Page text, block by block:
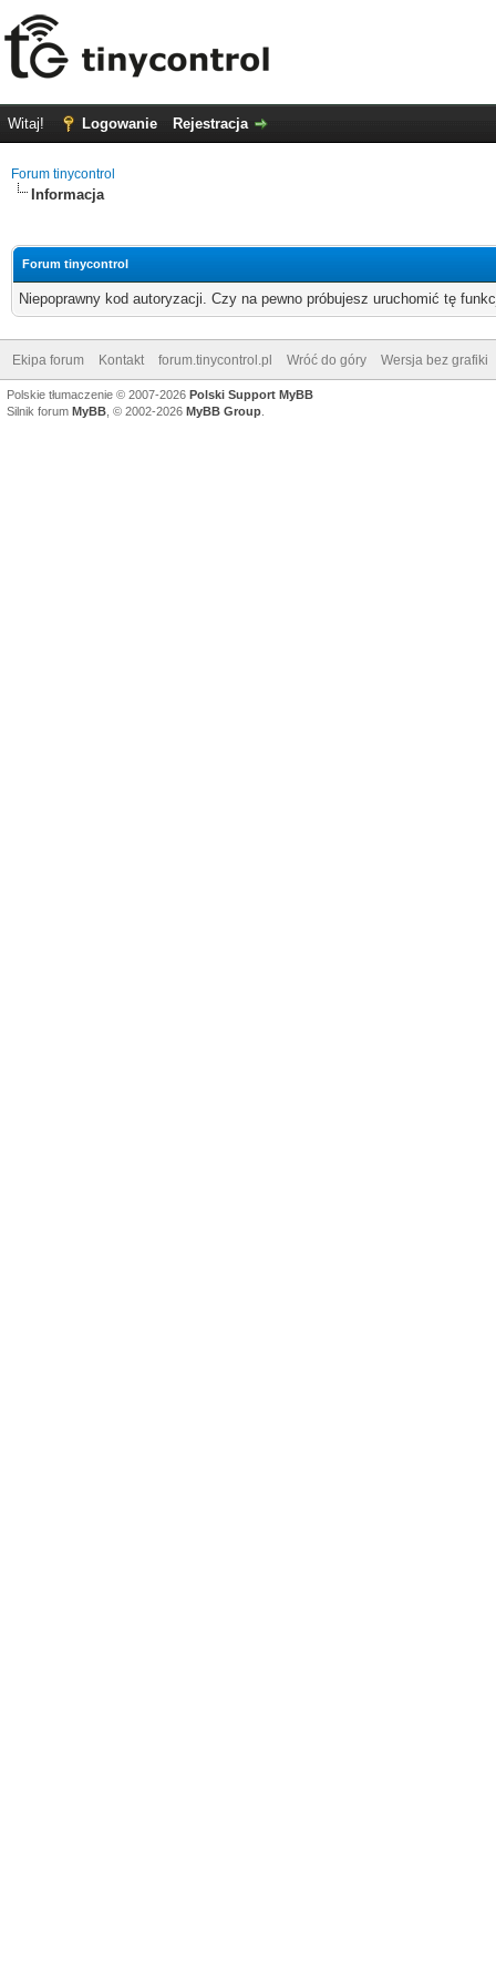
Witaj! Logowanie Rejestracja
Forum tinycontrol
Informacja
Forum tinycontrol
Niepoprawny kod autoryzacji. Czy na pewno próbujesz uruchomić tę
Ekipa forum Kontakt forum.tinycontrol.pl Wróć do góry Wersja bez grafiki
Polskie tłumaczenie © 2007-2026 Polski Support MyBB
Silnik forum MyBB , © 2002-2026 MyBB Group